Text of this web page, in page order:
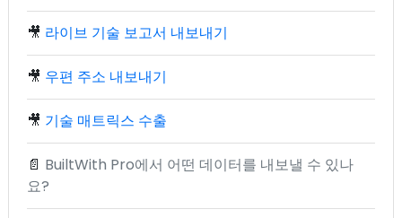
🎥 라이브 기술 보고서 내보내기
🎥 우편 주소 내보내기
🎥 기술 매트릭스 수출
📄 BuiltWith Pro에서 어떤 데이터를 내보낼 수 있나
요?